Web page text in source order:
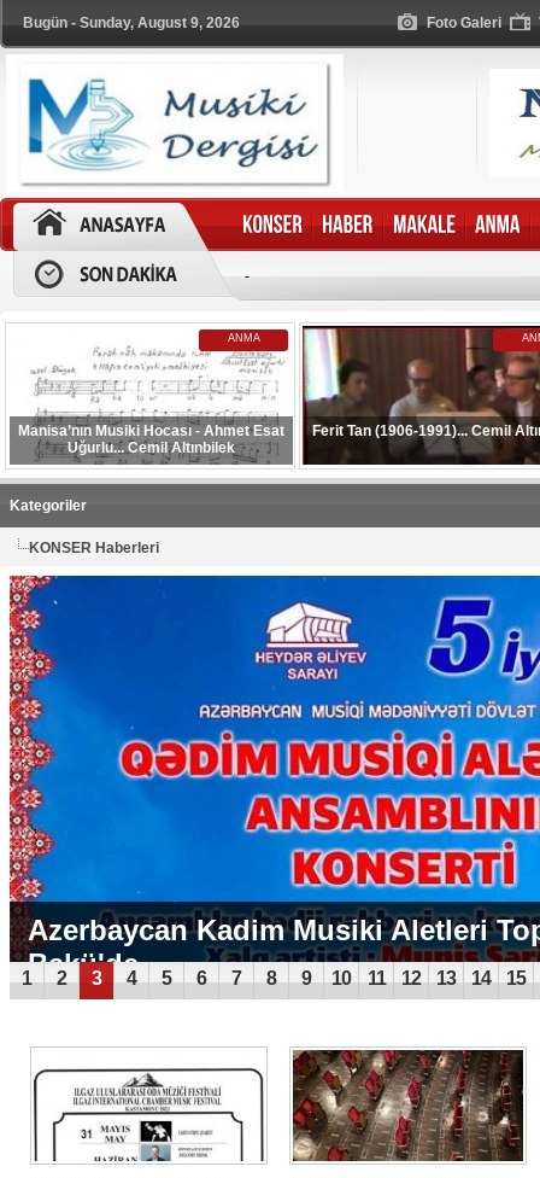
Bugün - Sunday, August 9, 2026 Foto Galeri
-
ANMA
Manisa’nın Musiki Hocası - Ahmet Esat
Uğurlu... Cemil Altınbilek
Ferit Tan (1906-1991)... Cemil
Kategoriler
KONSER Haberleri
Azerbaycan Kadim Musiki Aletleri
Bakü'de...
1 2 3 4 5 6 7 8 9 10 11 12 13 14 15